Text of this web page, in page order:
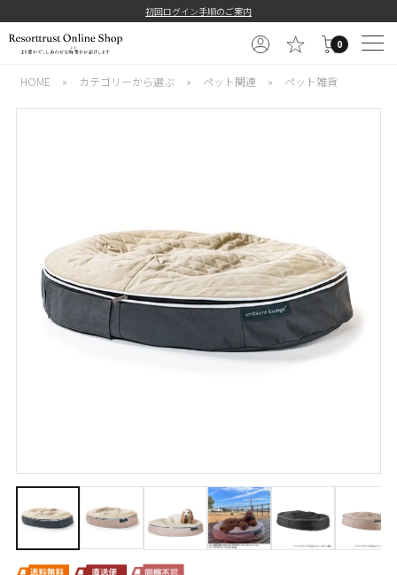
初回ログイン手順のご案内
0
HOME » カテゴリーから選ぶ » ペット関連 » ペット雑貨